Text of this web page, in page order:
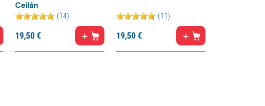
Ceilán
(14)
19,50€
(11)
19,50€